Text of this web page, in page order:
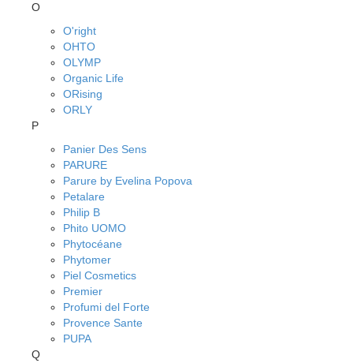
O
O'right
OHTO
OLYMP
Organic Life
ORising
ORLY
P
Panier Des Sens
PARURE
Parure by Evelina Popova
Petalare
Philip B
Phito UOMO
Phytocéane
Phytomer
Piel Cosmetics
Premier
Profumi del Forte
Provence Sante
PUPA
Q